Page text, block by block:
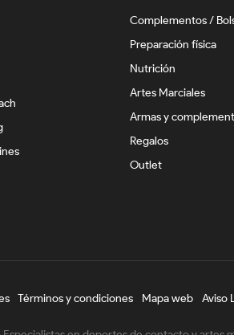
Complementos /
Preparación física
Nutrición
Artes Marciales
Armas y
Regalos
Outlet
Términos y condiciones Mapa web Aviso